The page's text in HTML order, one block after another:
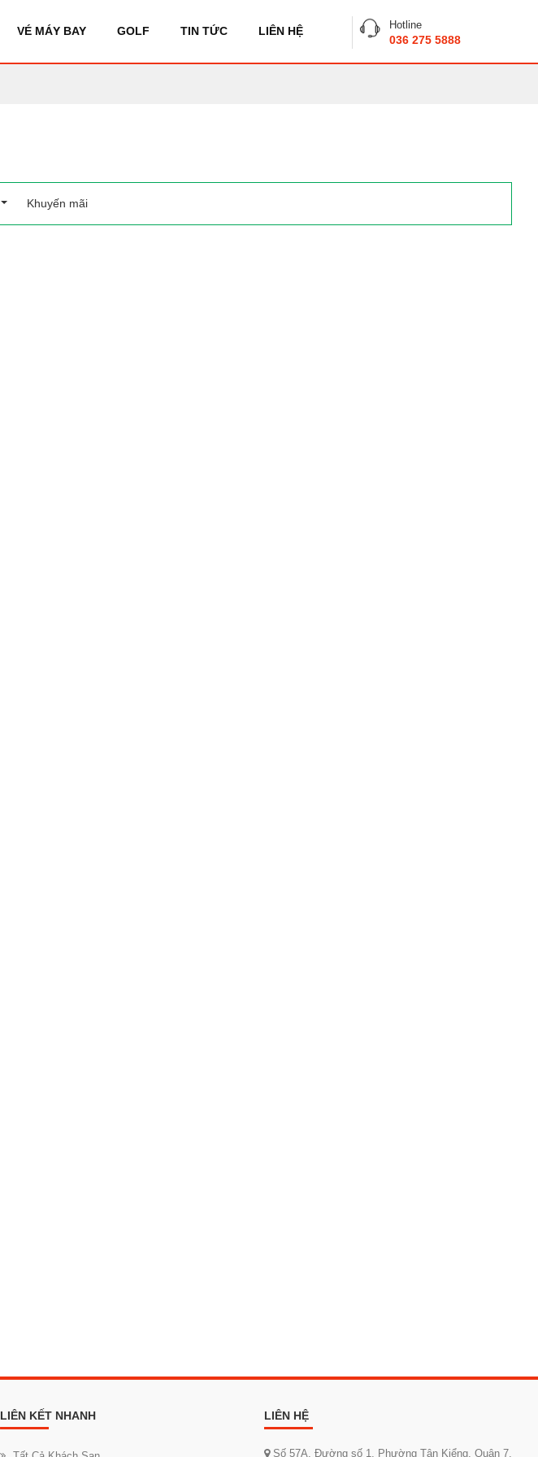
VÉ MÁY BAY GOLF TIN TỨC LIÊN HỆ Hotline
036 275 5888
Khuyến mãi
LIÊN KẾT NHANH LIÊN HỆ
Số 57A, Đường số 1, Phường Tân Kiểng, Quận 7,